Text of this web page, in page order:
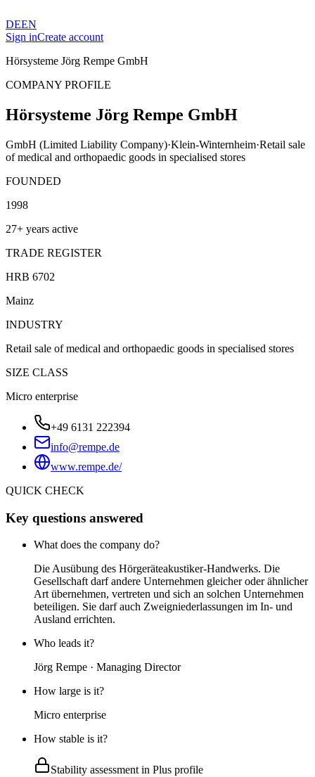
DEEN
Sign inCreate account
Hörsysteme Jörg Rempe GmbH
COMPANY PROFILE
Hörsysteme Jörg Rempe GmbH
GmbH (Limited Liability Company)·Klein-Winternheim·Retail sale
of medical and orthopaedic goods in specialised stores
FOUNDED
1998
27+ years active
TRADE REGISTER
HRB 6702
Mainz
INDUSTRY
Retail sale of medical and orthopaedic goods in specialised stores
SIZE CLASS
Micro enterprise
+49 6131 222394
info@rempe.de
www.rempe.de/
QUICK CHECK
Key questions answered
What does the company do?
Die Ausübung des Hörgeräteakustiker-Handwerks. Die
Gesellschaft darf andere Unternehmen gleicher oder ähnlicher
Art übernehmen, vertreten und sich an solchen Unternehmen
beteiligen. Sie darf auch Zweigniederlassungen im In- und
Ausland errichten.
Who leads it?
Jörg Rempe · Managing Director
How large is it?
Micro enterprise
How stable is it?
Stability assessment in Plus profile